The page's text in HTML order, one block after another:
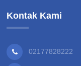
Kontak Kami
02177828222